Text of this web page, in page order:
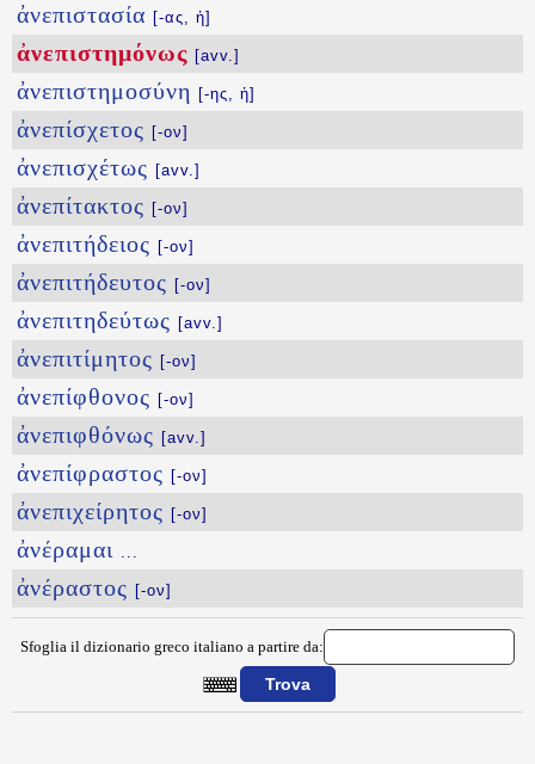
ἀνεπιστασία [-ας, ἡ]
ἀνεπιστημόνως [avv.]
ἀνεπιστημοσύνη [-ης, ἡ]
ἀνεπίσχετος [-ον]
ἀνεπισχέτως [avv.]
ἀνεπίτακτος [-ον]
ἀνεπιτήδειος [-ον]
ἀνεπιτήδευτος [-ον]
ἀνεπιτηδεύτως [avv.]
ἀνεπιτίμητος [-ον]
ἀνεπίφθονος [-ον]
ἀνεπιφθόνως [avv.]
ἀνεπίφραστος [-ον]
ἀνεπιχείρητος [-ον]
ἀνέραμαι ...
ἀνέραστος [-ον]
Sfoglia il dizionario greco italiano a partire da: